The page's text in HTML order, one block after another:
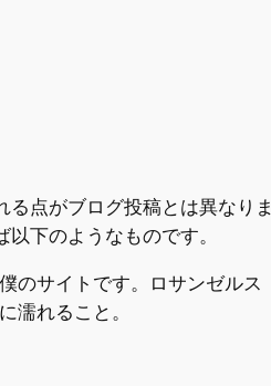
点がブログ投稿とは異なりま
下のようなものです。
のサイトです。ロサンゼルス
濡れること。